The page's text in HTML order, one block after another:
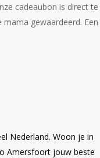
cadeaubon is direct te
gewaardeerd. Een
Nederland. Woon je in
Amersfoort jouw beste